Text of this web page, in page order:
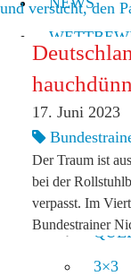
DM
DM
3×3
hauchdünn
17. Juni 2023
Der Traum ist
bei der
verpasst. Im
Bundestrainer